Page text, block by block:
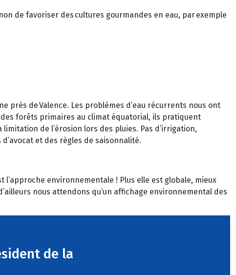
de favoriser des cultures gourmandes en eau, par exemple
près de Valence. Les problèmes d’eau récurrents nous ont
forêts primaires au climat équatorial, ils pratiquent
de l’érosion lors des pluies. Pas d’irrigation,
et des règles de saisonnalité.
environnementale ! Plus elle est globale, mieux
nous attendons qu’un affichage environnemental des
de la